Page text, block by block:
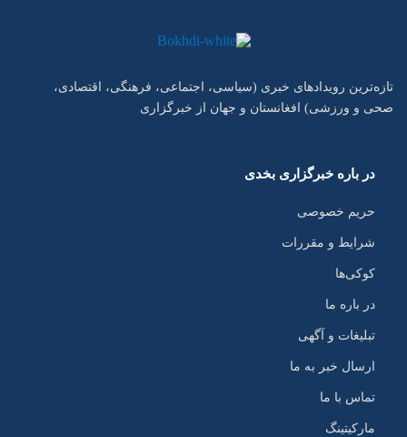
تازه‌ترین رویدادهای خبری (سیاسی، اجتماعی، فرهنگی، اقتصادی،
صحی و ورزشی) افغانستان و جهان از خبرگزاری
در باره خبرگزاری بخدی
حریم خصوصی
شرایط و مقررات
کوکی‌ها
در باره ما
تبلیغات و آگهی
ارسال خبر به ما
تماس با ما
مارکیتینگ